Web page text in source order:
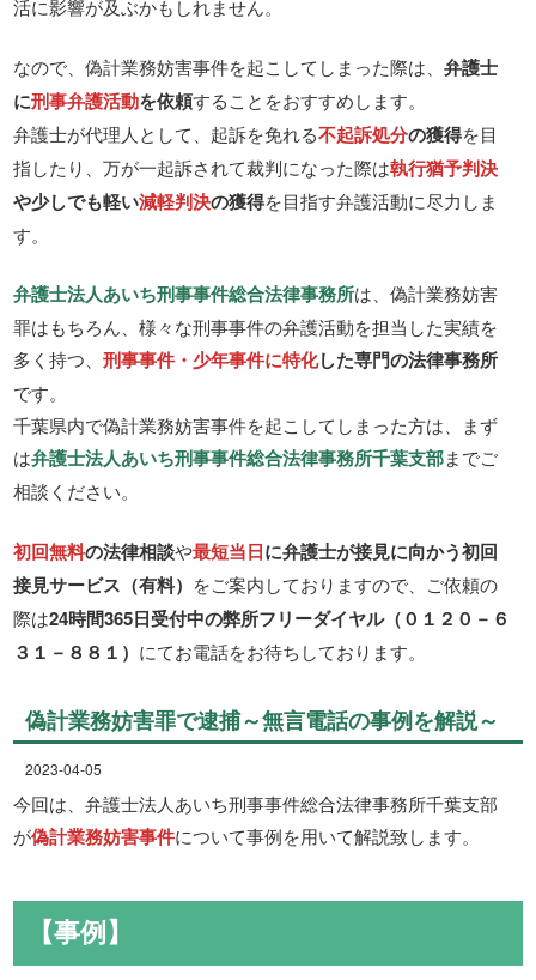
活に影響が及ぶかもしれません。
なので、偽計業務妨害事件を起こしてしまった際は、弁護士
に刑事弁護活動を依頼することをおすすめします。
弁護士が代理人として、起訴を免れる不起訴処分の獲得を目
指したり、万が一起訴されて裁判になった際は執行猶予判決
や少しでも軽い減軽判決の獲得を目指す弁護活動に尽力しま
す。
弁護士法人あいち刑事事件総合法律事務所は、偽計業務妨害
罪はもちろん、様々な刑事事件の弁護活動を担当した実績を
多く持つ、刑事事件・少年事件に特化した専門の法律事務所
です。
千葉県内で偽計業務妨害事件を起こしてしまった方は、まず
は弁護士法人あいち刑事事件総合法律事務所千葉支部までご
相談ください。
初回無料の法律相談や最短当日に弁護士が接見に向かう初回
接見サービス（有料） をご案内しておりますので、ご依頼の
際は24時間365日受付中の弊所フリーダイヤル（０１２０－６
３１－８８１） にてお電話をお待ちしております。
偽計業務妨害罪で逮捕～無言電話の事例を解説～
2023-04-05
今回は、弁護士法人あいち刑事事件総合法律事務所千葉支部
が偽計業務妨害事件について事例を用いて解説致します。
【事例】